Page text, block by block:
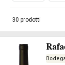
30 prodotti